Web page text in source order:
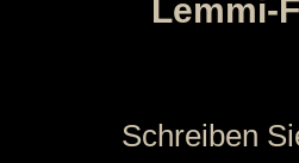
Lemmi-
Schreiben